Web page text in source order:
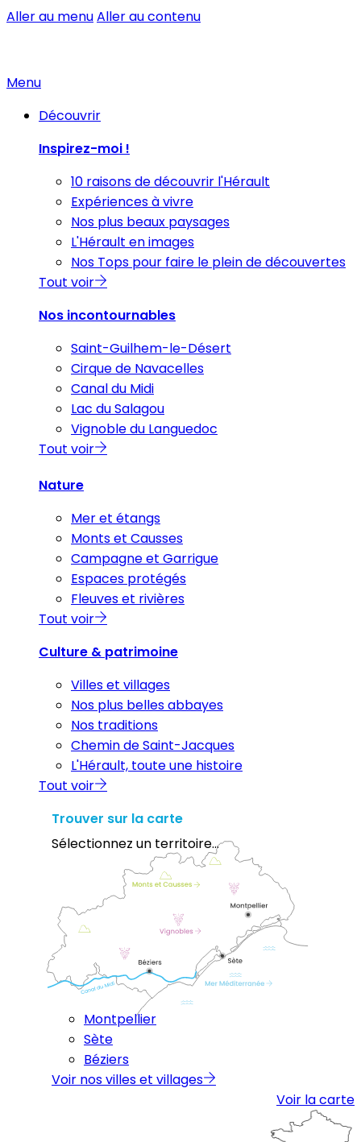
Aller au menuAller au contenu
Menu
Découvrir
Inspirez-moi !
10 raisons de découvrir l'Hérault
Expériences à vivre
Nos plus beaux paysages
L'Hérault en images
Nos Tops pour faire le plein de découvertes
Tout voir
Nos incontournables
Saint-Guilhem-le-Désert
Cirque de Navacelles
Canal du Midi
Lac du Salagou
Vignoble du Languedoc
Tout voir
Nature
Mer et étangs
Monts et Causses
Campagne et Garrigue
Espaces protégés
Fleuves et rivières
Tout voir
Culture & patrimoine
Villes et villages
Nos plus belles abbayes
Nos traditions
Chemin de Saint-Jacques
L'Hérault, toute une histoire
Tout voir
Trouver sur la carte
Sélectionnez un territoire...
Montpellier
Sète
Béziers
Voir nos villes et villages
Voir la carte